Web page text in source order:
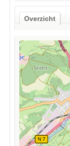
Overzicht